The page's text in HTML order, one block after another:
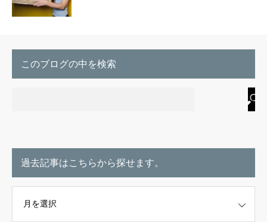
このブログの中を検索
過去記事はこちらから探せます。